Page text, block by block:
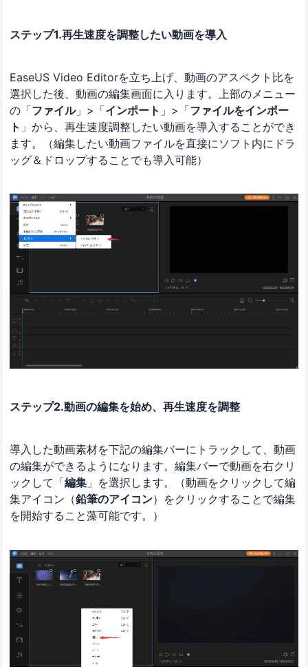
ステップ1.再生速度を調整したい動画を導入
EaseUS Video Editorを立ち上げ、動画のアスペクト比を
選択した後、動画の編集画面に入ります。上部のメニュー
の「ファイル」>「インポート 」>「ファイルをインポー
ト 」から、再生速度調整したい動画を導入することができ
ます。（編集したい動画ファイルを直接にソフト内にドラ
ッグ＆ドロップすることでも導入可能）
ステップ2.動画の編集を始め、再生速度を調整
導入した動画素材を下記の編集バーにトラックして、動画
の編集ができるようになります。編集バーで動画を右クリ
ックして「編集 」を選択します。（動画をクリックして編
集アイコン（鉛筆のアイコン）をクリックすることで編集
を開始すること藻可能です。）